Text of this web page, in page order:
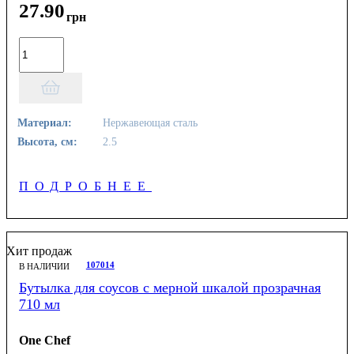
27.90грн
Материал:
Нержавеющая сталь
Высота, см:
2.5
ПОДРОБНЕЕ
Хит продаж
В НАЛИЧИИ 107014
Бутылка для соусов с мерной шкалой прозрачная
710 мл
One Chef